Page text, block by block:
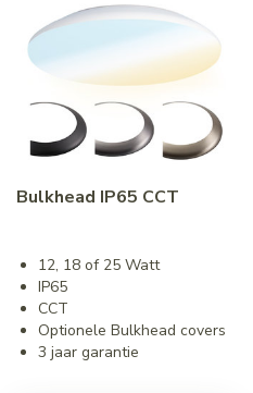
Bulkhead IP65 CCT
12, 18 of 25 Watt
IP65
CCT
Optionele Bulkhead covers
3 jaar garantie